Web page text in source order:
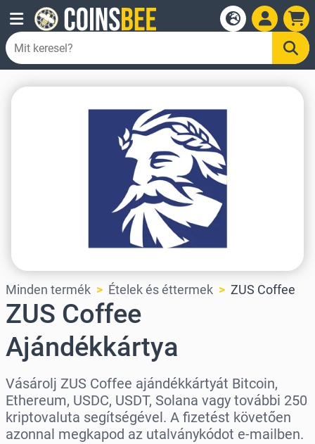
Minden termék Ételek és éttermek ZUS Coffee
ZUS Coffee
Ajándékkártya
Vásárolj ZUS Coffee ajándékkártyát Bitcoin,
Ethereum, USDC, USDT, Solana vagy további 250
kriptovaluta segítségével. A fizetést követően
azonnal megkapod az utalványkódot e-mailben.